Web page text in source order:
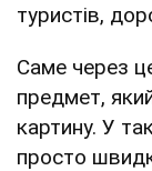
туристів,
Саме через
предмет,
картину. У
просто